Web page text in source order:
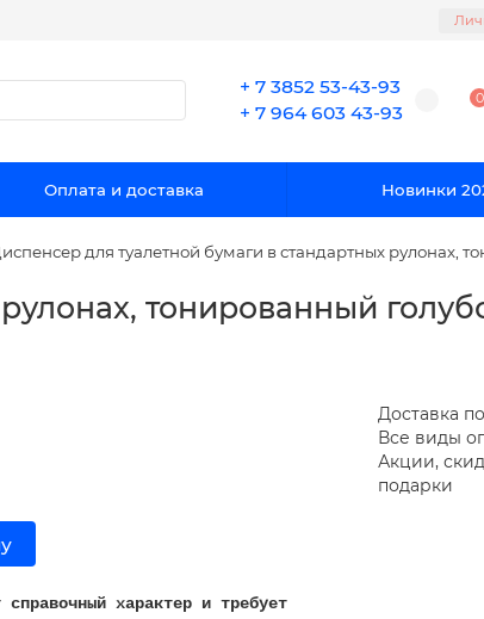
+ 7 3852 53-43-93
+ 7 964 603 43-93
0
Оплата и доставка Новинки
для туалетной бумаги в стандартных рулонах,
тонированный
характер и требует
Доставка
Все виды
Акции,
подарки